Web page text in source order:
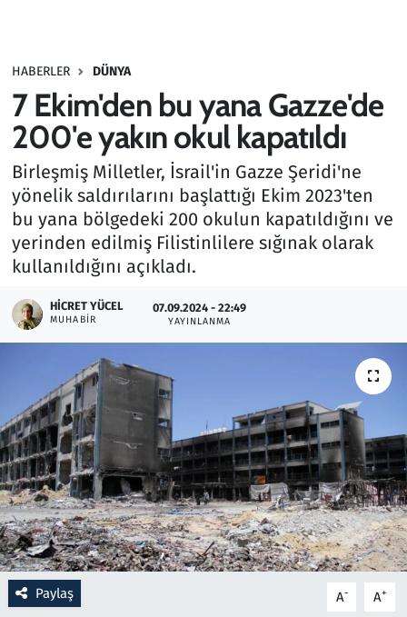
HABERLER DÜNYA
7 Ekim'den bu yana Gazze'de
200'e yakın okul kapatıldı
Birleşmiş Milletler, İsrail'in Gazze Şeridi'ne
yönelik saldırılarını başlattığı Ekim 2023'ten
bu yana bölgedeki 200 okulun kapatıldığını ve
yerinden edilmiş Filistinlilere sığınak olarak
kullanıldığını açıkladı.
HICRET YÜCEL
MUHABIR
07.09.2024 - 22:49
YAYINLANMA
Paylaş A- A+
Haber
Kültür Sanat
Kurumsal Haberler
Lezzet Durağı
Memur ve Kamu
Otomobil
Ramazan
Resmi İlanlar
Rüya Tabirleri
Sağlık
Savunma Sanayi